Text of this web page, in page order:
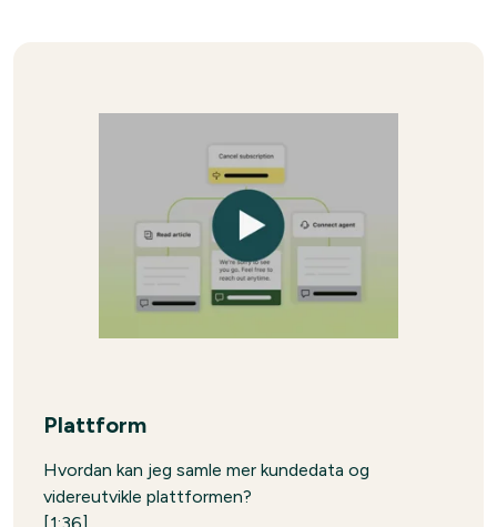
Plattform
Hvordan kan jeg samle mer kundedata og
videreutvikle plattformen?